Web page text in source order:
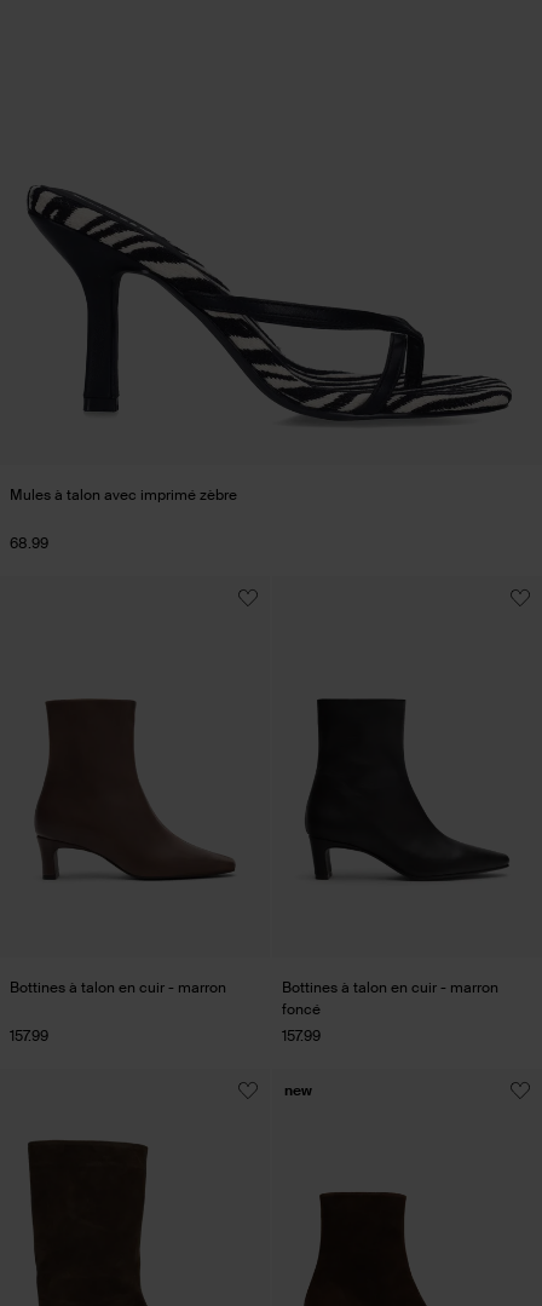
Bottines à talon en cuir - marron
157.99
Bottines à talon en cuir - marron
foncé
157.99
new
Mules à talon avec imprimé zèbre
68.99